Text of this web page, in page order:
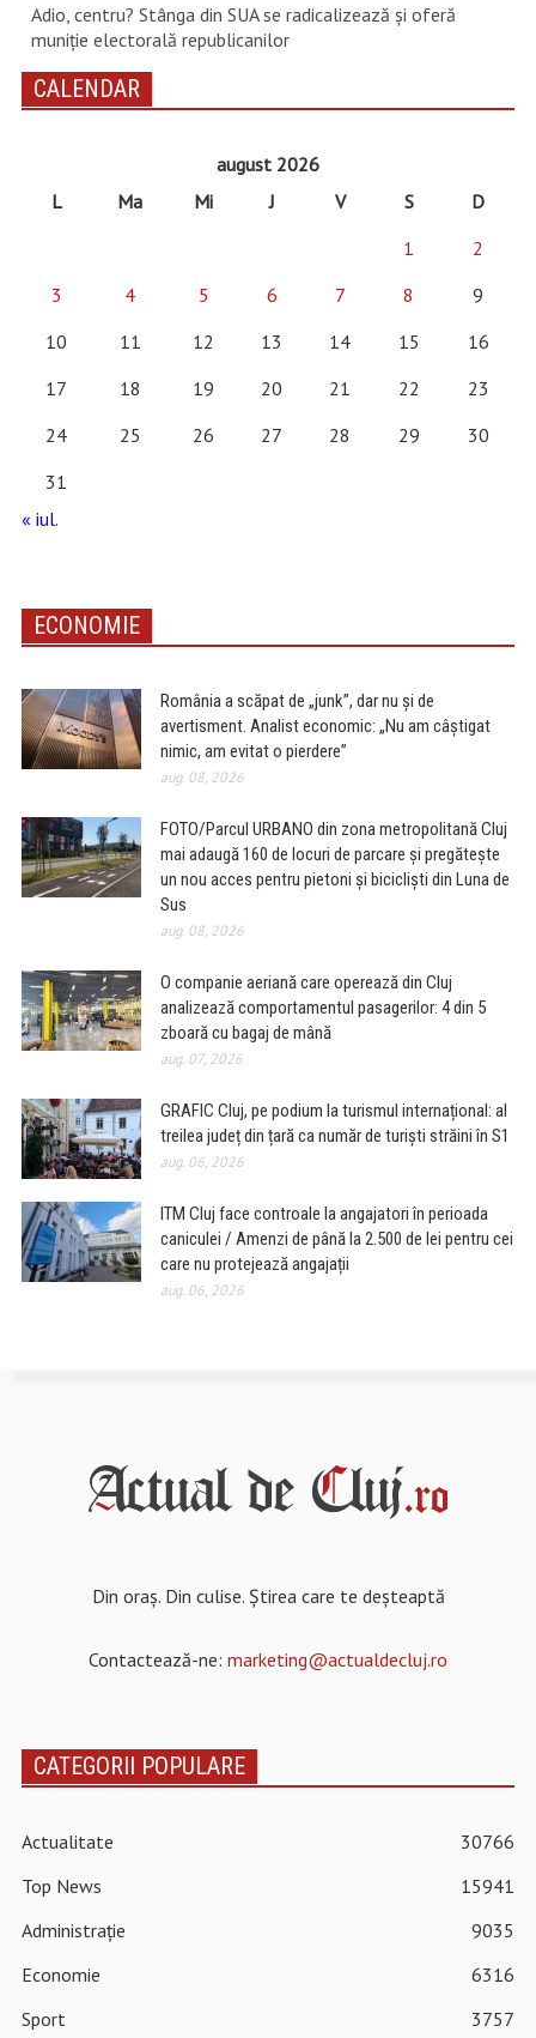
Adio, centru? Stânga din SUA se radicalizează și oferă
muniție electorală republicanilor
CALENDAR
august 2026
L
Ma Mi J V S
D
1
2
3
4 5 6 7 8
9
10
11 12 13 14 15
16
17
18 19 20 21 22
23
24
25 26 27 28 29
30
31
« iul.
ECONOMIE
România a scăpat de „junk”, dar nu și de
avertisment. Analist economic: „Nu am câștigat
nimic, am evitat o pierdere”
aug. 08, 2026
FOTO/Parcul URBANO din zona metropolitană Cluj
mai adaugă 160 de locuri de parcare și pregătește
un nou acces pentru pietoni și bicicliști din Luna de
Sus
aug. 08, 2026
O companie aeriană care operează din Cluj
analizează comportamentul pasagerilor: 4 din 5
zboară cu bagaj de mână
aug. 07, 2026
GRAFIC Cluj, pe podium la turismul internațional: al
treilea județ din țară ca număr de turiști străini în S1
aug. 06, 2026
ITM Cluj face controale la angajatori în perioada
caniculei / Amenzi de până la 2.500 de lei pentru cei
care nu protejează angajații
aug. 06, 2026
Din oraș. Din culise. Știrea care te deșteaptă
Contactează-ne: marketing@actualdecluj.ro
CATEGORII POPULARE
Actualitate
30766
Top News
15941
Administrație
9035
Economie
6316
Sport
3757